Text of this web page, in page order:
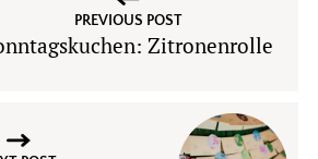
PREVIOUS POST
Zitronenrolle